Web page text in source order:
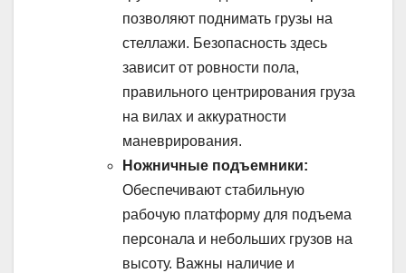
позволяют поднимать грузы на
стеллажи. Безопасность здесь
зависит от ровности пола,
правильного центрирования груза
на вилах и аккуратности
маневрирования.
Ножничные подъемники:
Обеспечивают стабильную
рабочую платформу для подъема
персонала и небольших грузов на
высоту. Важны наличие и